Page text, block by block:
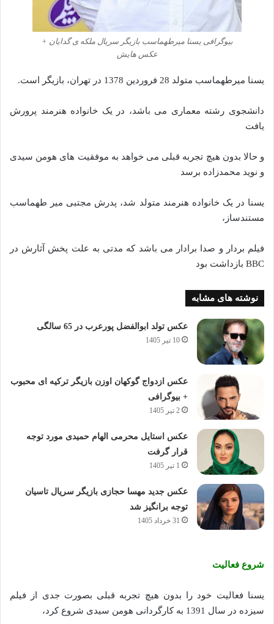
بیوگرافی یسنا میرطهماسب بازیگر سریال ملکه ی گدایان +
عکس هایش
یسنا میرطهماسب متولد 28 فروردین 1378 در تهران، بازیگر است.
دانشجوی رشته معماری می باشد، در یک خانواده هنرمند پرورش
یافت
و حالا بدون هیچ تجربه قبلی می خواهد به موفقیت های هومن سیدی
و نوید محمدزاده برسد
یسنا در یک خانواده هنرمند متولد شد، پدرش مجتبی میر طهماسب
مستندساز،
فیلم بردار و صدا برادار می باشد که مدتی به علت پخش آثارش در
BBC بازداشت بود
نوشته های مشابه
عکس تولد ابوالفضل پورعرب در 65 سالگی
10 تیر 1405
عکس ازدواج گوکهان اوزن بازیگر ترکیه ای محبوب
+ بیوگرافی
2 تیر 1405
عکس استایل محرمی الهام حمیدی مورد توجه
قرار گرفت
1 تیر 1405
عکس جدید مهسا حجازی بازیگر سریال تاسیان
توجه برانگیز شد
31 خرداد 1405
شروع فعالیت
یسنا فعالیت خود را بدون هیچ تجربه قبلی بصورت جدی از فیلم
سیزده در سال 1391 به کارگردانی هومن سیدی شروع کرد،